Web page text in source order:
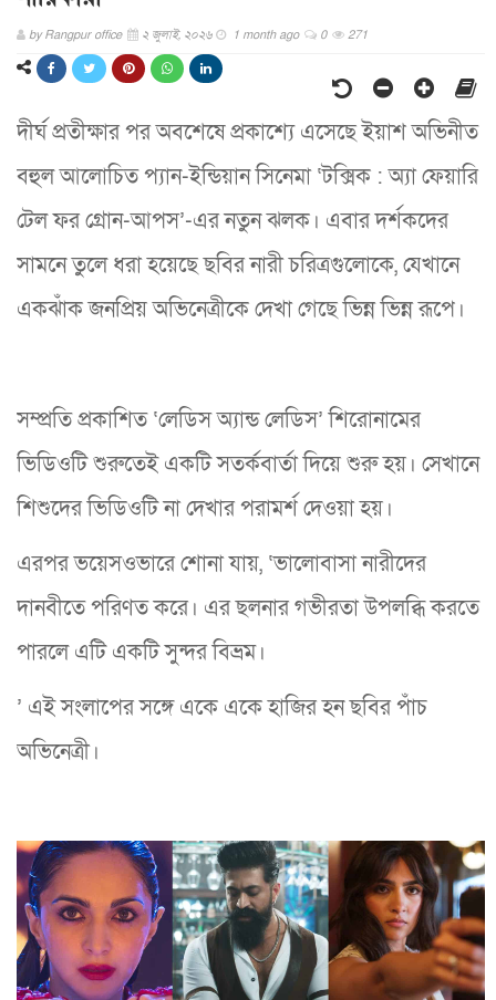
byRangpur office ২ জুলাই, ২০২৬ 1 month ago 0 271
দীর্ঘ প্রতীক্ষার পর অবশেষে প্রকাশ্যে এসেছে ইয়াশ অভিনীত
বহুল আলোচিত প্যান-ইন্ডিয়ান সিনেমা ‘টক্সিক : অ্যা ফেয়ারি
টেল ফর গ্রোন-আপস’-এর নতুন ঝলক। এবার দর্শকদের
সামনে তুলে ধরা হয়েছে ছবির নারী চরিত্রগুলোকে, যেখানে
একঝাঁক জনপ্রিয় অভিনেত্রীকে দেখা গেছে ভিন্ন ভিন্ন রূপে।
সম্প্রতি প্রকাশিত ‘লেডিস অ্যান্ড লেডিস’ শিরোনামের
ভিডিওটি শুরুতেই একটি সতর্কবার্তা দিয়ে শুরু হয়। সেখানে
শিশুদের ভিডিওটি না দেখার পরামর্শ দেওয়া হয়।
এরপর ভয়েসওভারে শোনা যায়, ‘ভালোবাসা নারীদের
দানবীতে পরিণত করে। এর ছলনার গভীরতা উপলব্ধি করতে
পারলে এটি একটি সুন্দর বিভ্রম।
’ এই সংলাপের সঙ্গে একে একে হাজির হন ছবির পাঁচ
অভিনেত্রী।